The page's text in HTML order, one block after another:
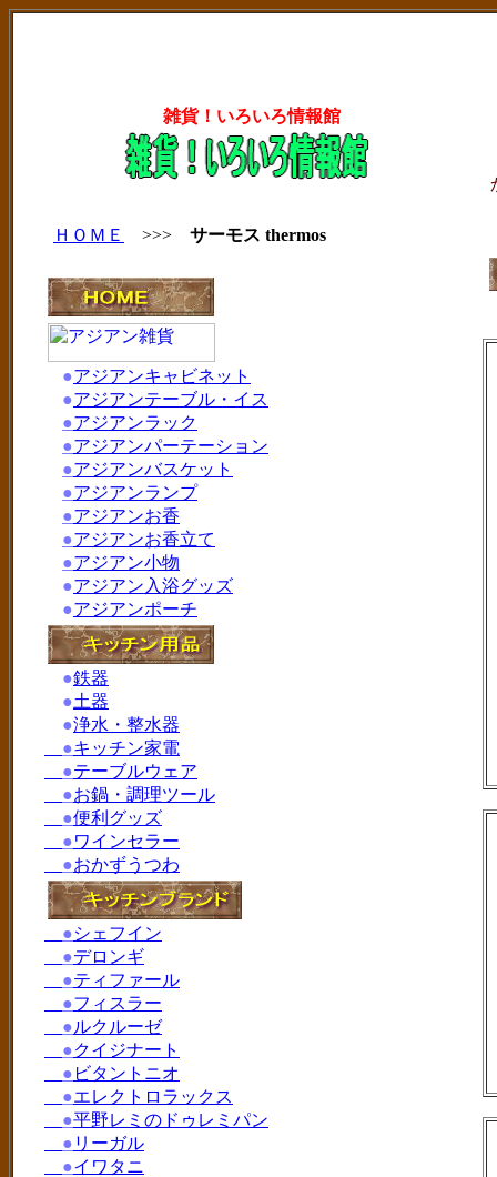
雑貨！いろいろ情報館
ＨＯＭＥ >>> サーモス thermos
●アジアンキャビネット
●アジアンテーブル・イス
●アジアンラック
●アジアンパーテーション
●アジアンバスケット
●アジアンランプ
●アジアンお香
●アジアンお香立て
●アジアン小物
●アジアン入浴グッズ
●アジアンポーチ
●鉄器
●土器
●浄水・整水器
●キッチン家電
●テーブルウェア
●お鍋・調理ツール
●便利グッズ
●ワインセラー
●おかずうつわ
●シェフイン
●デロンギ
●ティファール
●フィスラー
●ルクルーゼ
●クイジナート
● ビタントニオ
●エレクトロラックス
●平野レミのドゥレミパン
● リーガル
●イワタニ